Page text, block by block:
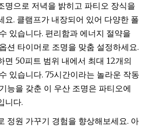
명으로 저녁을 밝히고 파티오 장식을
요. 클램프가 내장되어 있어 다양한 폴
있습니다. 편리함과 에너지 절약을
션 타이머로 조명을 맞춤 설정하세요.
면 50피트 범위 내에서 최대 12개의
있습니다. 75시간이라는 놀라운 작동
능을 갖춘 이 우산 조명은 파티오에
니다.
정원 가꾸기 경험을 향상해보세요. 아